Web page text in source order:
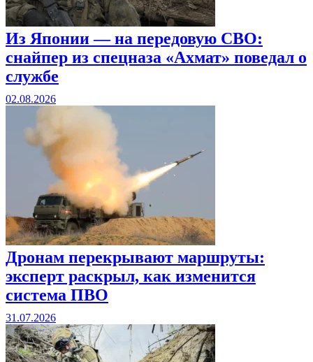
Из Японии — на передовую СВО:
снайпер из спецназа «Ахмат» поведал о
службе
02.08.2026
Дронам перекрывают маршруты:
эксперт раскрыл, как изменится
система ПВО
31.07.2026